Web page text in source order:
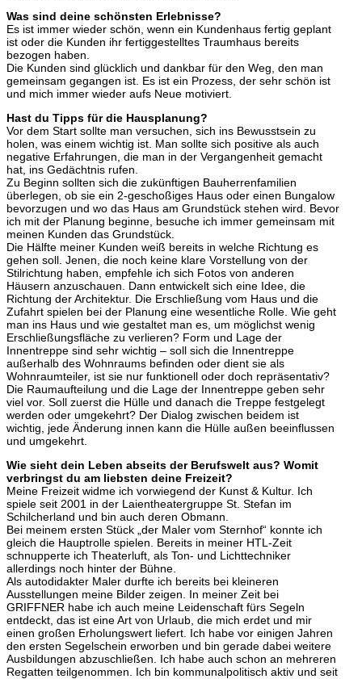
Was sind deine schönsten Erlebnisse?
Es ist immer wieder schön, wenn ein Kundenhaus fertig geplant
ist oder die Kunden ihr fertiggestelltes Traumhaus bereits
bezogen haben.
Die Kunden sind glücklich und dankbar für den Weg, den man
gemeinsam gegangen ist. Es ist ein Prozess, der sehr schön ist
und mich immer wieder aufs Neue motiviert.
Hast du Tipps für die Hausplanung?
Vor dem Start sollte man versuchen, sich ins Bewusstsein zu
holen, was einem wichtig ist. Man sollte sich positive als auch
negative Erfahrungen, die man in der Vergangenheit gemacht
hat, ins Gedächtnis rufen.
Zu Beginn sollten sich die zukünftigen Bauherrenfamilien
überlegen, ob sie ein 2-geschoßiges Haus oder einen Bungalow
bevorzugen und wo das Haus am Grundstück stehen wird. Bevor
ich mit der Planung beginne, besuche ich immer gemeinsam mit
meinen Kunden das Grundstück.
Die Hälfte meiner Kunden weiß bereits in welche Richtung es
gehen soll. Jenen, die noch keine klare Vorstellung von der
Stilrichtung haben, empfehle ich sich Fotos von anderen
Häusern anzuschauen. Dann entwickelt sich eine Idee, die
Richtung der Architektur. Die Erschließung vom Haus und die
Zufahrt spielen bei der Planung eine wesentliche Rolle. Wie geht
man ins Haus und wie gestaltet man es, um möglichst wenig
Erschließungsfläche zu verlieren? Form und Lage der
Innentreppe sind sehr wichtig – soll sich die Innentreppe
außerhalb des Wohnraums befinden oder dient sie als
Wohnraumteiler, ist sie nur funktionell oder doch repräsentativ?
Die Raumaufteilung und die Lage der Innentreppe geben sehr
viel vor. Soll zuerst die Hülle und danach die Treppe festgelegt
werden oder umgekehrt? Der Dialog zwischen beidem ist
wichtig, jede Änderung innen kann die Hülle außen beeinflussen
und umgekehrt.
Wie sieht dein Leben abseits der Berufswelt aus? Womit
verbringst du am liebsten deine Freizeit?
Meine Freizeit widme ich vorwiegend der Kunst & Kultur. Ich
spiele seit 2001 in der Laientheatergruppe St. Stefan im
Schilcherland und bin auch deren Obmann.
Bei meinem ersten Stück „der Maler vom Sternhof“ konnte ich
gleich die Hauptrolle spielen. Bereits in meiner HTL-Zeit
schnupperte ich Theaterluft, als Ton- und Lichttechniker
allerdings noch hinter der Bühne.
Als autodidakter Maler durfte ich bereits bei kleineren
Ausstellungen meine Bilder zeigen. In meiner Zeit bei
GRIFFNER habe ich auch meine Leidenschaft fürs Segeln
entdeckt, das ist eine Art von Urlaub, die mich erdet und mir
einen großen Erholungswert liefert. Ich habe vor einigen Jahren
den ersten Segelschein erworben und bin gerade dabei weitere
Ausbildungen abzuschließen. Ich habe auch schon an mehreren
Regatten teilgenommen. Ich bin kommunalpolitisch aktiv und seit